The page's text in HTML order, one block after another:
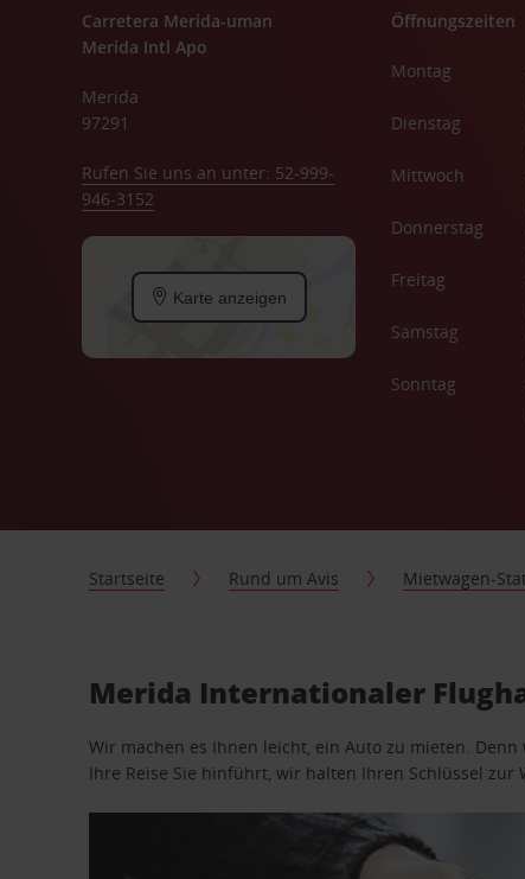
Carretera Merida-uman
Merida Intl Apo
Merida
97291
Rufen Sie uns an unter: 52-999-
946-3152
Karte anzeigen
Öffnungszeiten
Montag
Dienstag
Mittwoch
Donnerstag
Freitag
Samstag
Sonntag
Startseite Rund um Avis Mietwagen-
Merida Internationaler
Wir machen es Ihnen leicht, ein Auto zu mieten.
Ihre Reise Sie hinführt, wir halten Ihren Schlüssel zur